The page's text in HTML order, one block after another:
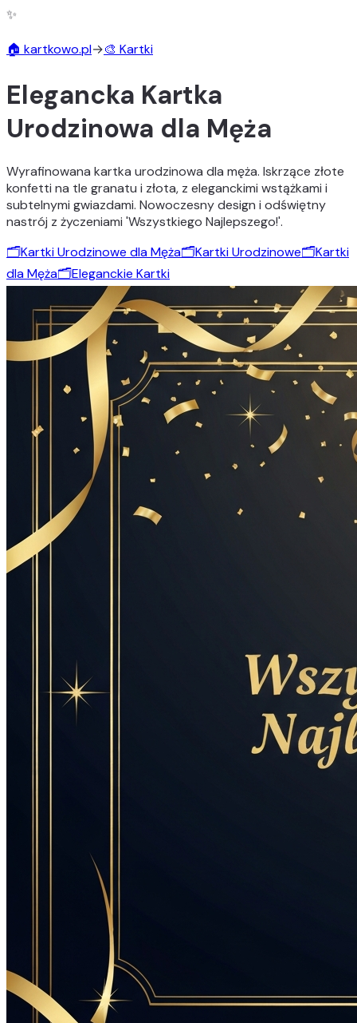
✨
🏠 kartkowo.pl→🎨 Kartki
Elegancka Kartka
Urodzinowa dla Męża
Wyrafinowana kartka urodzinowa dla męża. Iskrzące złote
konfetti na tle granatu i złota, z eleganckimi wstążkami i
subtelnymi gwiazdami. Nowoczesny design i odświętny
nastrój z życzeniami 'Wszystkiego Najlepszego!'.
🗂️Kartki Urodzinowe dla Męża🗂️Kartki Urodzinowe🗂️Kartki
dla Męża🗂️Eleganckie Kartki